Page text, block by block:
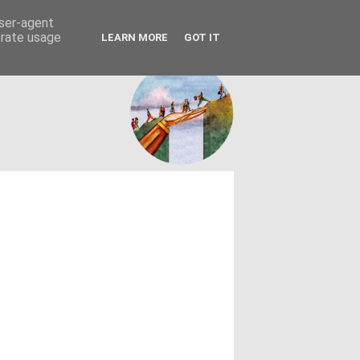
FACEBOOK
θεσμών - κοινωνίας
agent
usage
LEARN MORE GOT IT